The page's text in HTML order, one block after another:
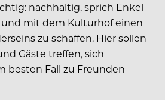
nachhaltig, sprich Enkel-
mit dem Kulturhof einen
zu schaffen. Hier sollen
Gäste treffen, sich
besten Fall zu Freunden